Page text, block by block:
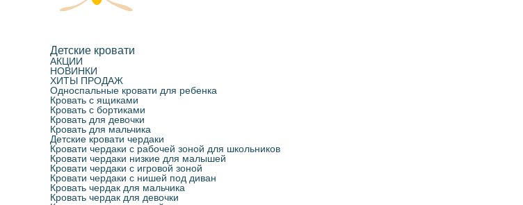
Детские кровати
АКЦИИ
НОВИНКИ
ХИТЫ ПРОДАЖ
Односпальные кровати для ребенка
Кровать с ящиками
Кровать с бортиками
Кровать для девочки
Кровать для мальчика
Детские кровати чердаки
Кровати чердаки с рабочей зоной для школьников
Кровати чердаки низкие для малышей
Кровати чердаки с игровой зоной
Кровати чердаки с нишей под диван
Кровать чердак для мальчика
Кровать чердак для девочки